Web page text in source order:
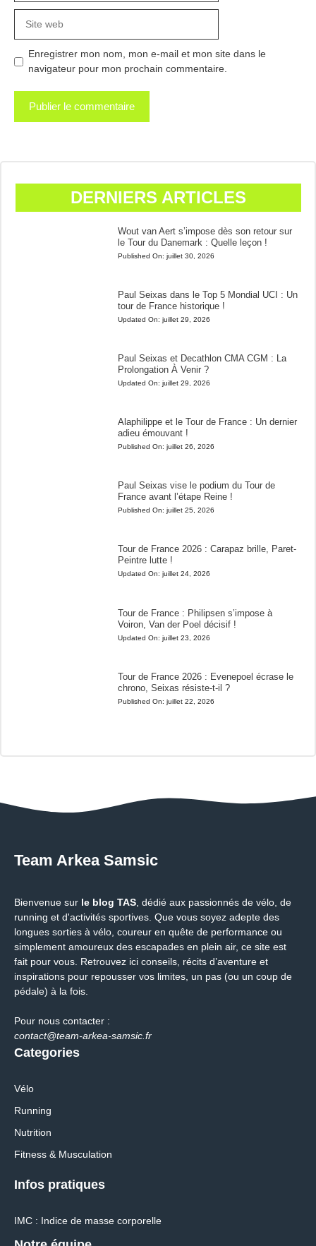
web
Enregistrer mon nom, mon e-mail et mon site dans le
navigateur pour mon prochain commentaire.
DERNIERS ARTICLES
Wout van Aert s’impose dès son retour sur
le Tour du Danemark : Quelle leçon !
Published On: juillet 30, 2026
Paul Seixas dans le Top 5 Mondial UCI : Un
tour de France historique !
Updated On: juillet 29, 2026
Paul Seixas et Decathlon CMA CGM : La
Prolongation À Venir ?
Updated On: juillet 29, 2026
Alaphilippe et le Tour de France : Un dernier
adieu émouvant !
Published On: juillet 26, 2026
Paul Seixas vise le podium du Tour de
France avant l’étape Reine !
Published On: juillet 25, 2026
Tour de France 2026 : Carapaz brille, Paret-
Peintre lutte !
Updated On: juillet 24, 2026
Tour de France : Philipsen s’impose à
Voiron, Van der Poel décisif !
Updated On: juillet 23, 2026
Tour de France 2026 : Evenepoel écrase le
chrono, Seixas résiste-t-il ?
Published On: juillet 22, 2026
Team Arkea Samsic
Bienvenue sur le blog TAS, dédié aux passionnés de vélo, de
running et d'activités sportives. Que vous soyez adepte des
longues sorties à vélo, coureur en quête de performance ou
simplement amoureux des escapades en plein air, ce site est
fait pour vous. Retrouvez ici conseils, récits d’aventure et
inspirations pour repousser vos limites, un pas (ou un coup de
pédale) à la fois.
Pour nous contacter :
contact@team-arkea-samsic.fr
Categories
Vélo
Running
Nutrition
Fitness & Musculation
Infos pratiques
IMC : Indice de masse corporelle